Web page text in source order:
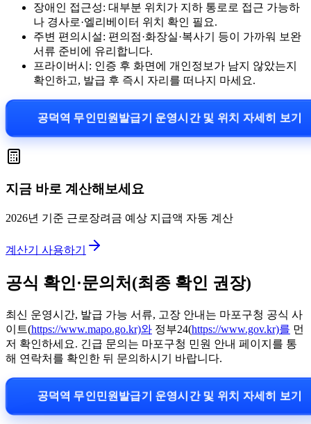
장애인 접근성: 대부분 위치가 지하 통로로 접근 가능하
나 경사로·엘리베이터 위치 확인 필요.
주변 편의시설: 편의점·화장실·복사기 등이 가까워 보완
서류 준비에 유리합니다.
프라이버시: 인증 후 화면에 개인정보가 남지 않았는지
확인하고, 발급 후 즉시 자리를 떠나지 마세요.
공덕역 무인민원발급기 운영시간 및 위치 자세히 보기
지금 바로 계산해보세요
2026년 기준 근로장려금 예상 지급액 자동 계산
계산기 사용하기
공식 확인·문의처(최종 확인 권장)
최신 운영시간, 발급 가능 서류, 고장 안내는 마포구청 공식 사
이트(https://www.mapo.go.kr)와 정부24(https://www.gov.kr)를 먼
저 확인하세요. 긴급 문의는 마포구청 민원 안내 페이지를 통
해 연락처를 확인한 뒤 문의하시기 바랍니다.
공덕역 무인민원발급기 운영시간 및 위치 자세히 보기